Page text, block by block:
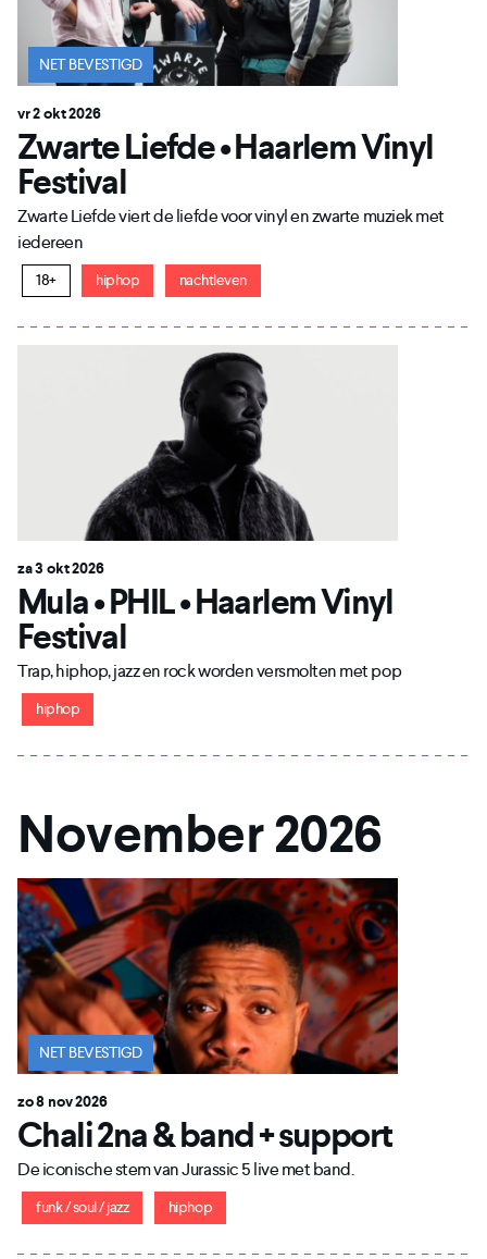
NET BEVESTIGD
vr 2 okt 2026
Zwarte Liefde • Haarlem Vinyl
Festival
Zwarte Liefde viert de liefde voor vinyl en zwarte muziek met
iedereen
18+ hiphop nachtleven
za 3 okt 2026
Mula • PHIL • Haarlem Vinyl
Festival
Trap, hiphop, jazz en rock worden versmolten met pop
hiphop
November 2026
NET BEVESTIGD
zo 8 nov 2026
Chali 2na & band + support
De iconische stem van Jurassic 5 live met band.
funk / soul / jazz hiphop